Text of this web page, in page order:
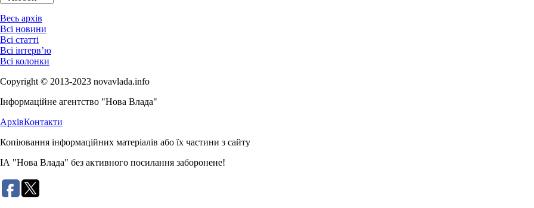
Весь архів
Всі новини
Всі статті
Всі інтерв’ю
Всі колонки
Copyright © 2013-2023 novavlada.info
Інформаційне агентство "Нова Влада"
АрхівКонтакти
Копіювання інформаційних матеріалів або їх частини з сайту
ІА "Нова Влада" без активного посилання заборонене!